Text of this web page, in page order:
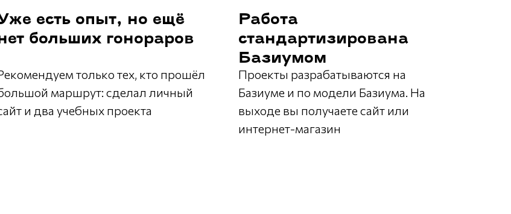
есть опыт, но ещё
больших гонораров
Работа
стандартизирована
Базиумом
только тех, кто прошёл
маршрут: сделал личный
и два учебных проекта
Проекты разрабатываются на
Базиуме и по модели Базиума. На
выходе вы получаете сайт или
интернет-магазин